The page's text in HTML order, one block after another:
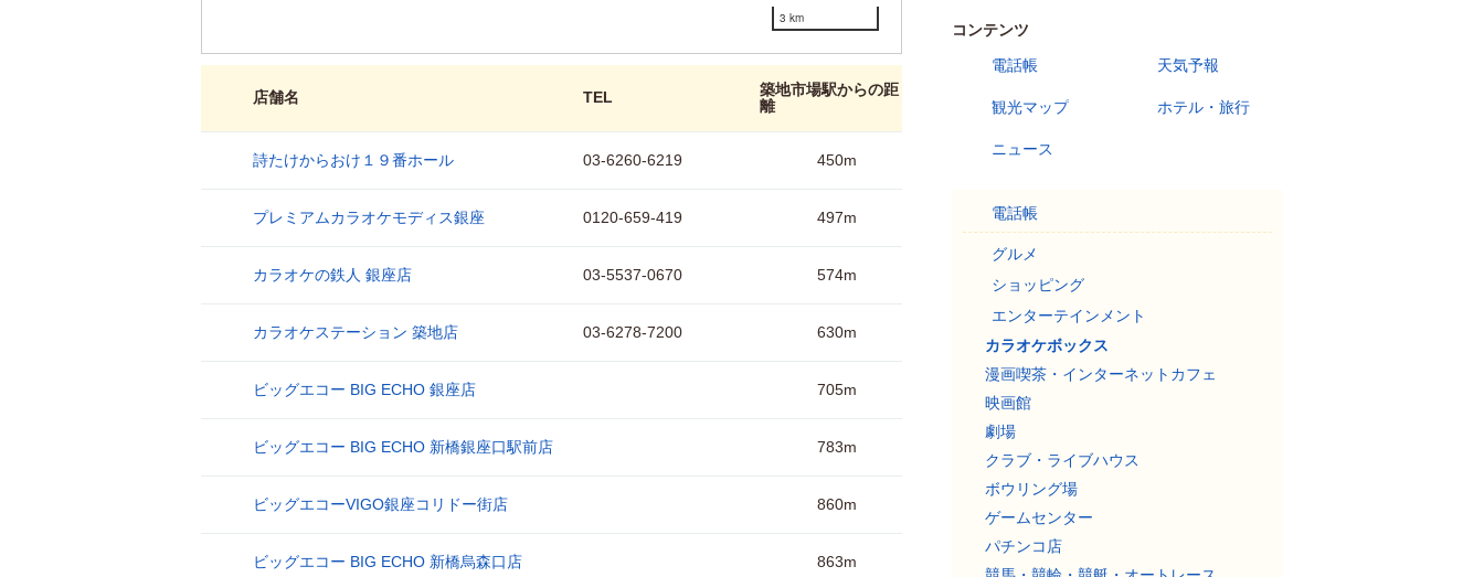
3 km
店舗名 TEL
築地市場駅からの距
離
詩たけからおけ１９番ホール 03-6260-6219 450m
プレミアムカラオケモディス銀座 0120-659-419 497m
カラオケの鉄人 銀座店 03-5537-0670 574m
カラオケステーション 築地店 03-6278-7200 630m
ビッグエコー BIG ECHO 銀座店 705m
ビッグエコー BIG ECHO 新橋銀座口駅前店 783m
ビッグエコーVIGO銀座コリドー街店 860m
ビッグエコー BIG ECHO 新橋烏森口店 863m
コンテンツ
電話帳
天気予報
観光マップ ホテル・旅行
ニュース
電話帳
グルメ
ショッピング
エンターテインメント
カラオケボックス
漫画喫茶・インターネットカフェ
映画館
劇場
クラブ・ライブハウス
ボウリング場
ゲームセンター
パチンコ店